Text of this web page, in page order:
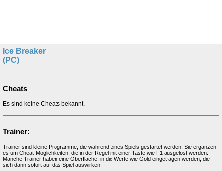
Ice Breaker
(PC)
Cheats
Es sind keine Cheats bekannt.
Trainer:
Trainer sind kleine Programme, die während eines Spiels gestartet werden. Sie ergänzen
es um Cheat-Möglichkeiten, die in der Regel mit einer Taste wie F1 ausgelöst werden.
Manche Trainer haben eine Oberfläche, in die Werte wie Gold eingetragen werden, die
sich dann sofort auf das Spiel auswirken.